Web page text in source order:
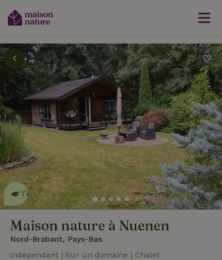
Cette Maison Nature fait de
l'effeten savoir plus
Maison nature à Nuenen
Nord-Brabant, Pays-Bas
Indépendant | Sur un domaine | Chalet